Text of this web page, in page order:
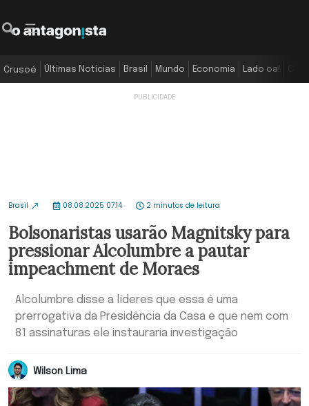
Crusoé Últimas Notícias Brasil Mundo Economia Lado oa!
Brasil 08.08.2025 07:14 2 minutos de leitura
Bolsonaristas usarão Magnitsky para
pressionar Alcolumbre a pautar
impeachment de Moraes
Alcolumbre disse a líderes que essa é uma
prerrogativa da Presidência da Casa e que nem com
81 assinaturas ele instauraria investigação
Wilson Lima